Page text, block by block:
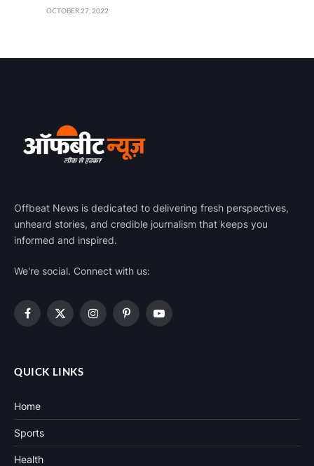
OCTOBER 27, 2022
Offbeat News is dedicated to delivering fresh perspectives,
unheard stories, and credible journalism that keeps you
informed and inspired.
We're social. Connect with us:
Facebook
X
InstagramPinterestYouTube
QUICK LINKS
Home
Sports
Health